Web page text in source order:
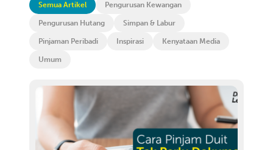
Semua Artikel Pengurusan Kewangan
Pengurusan Hutang Simpan & Labur
Pinjaman Peribadi Inspirasi Kenyataan Media
Umum